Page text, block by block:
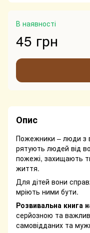
В наявності
45 грн
Опис
Пожежники – люди з
рятують людей від
пожежі, захищають
життя.
Для дітей вони
мріють ними бути.
Розвивальна книга
серйозною та
самовідданих та